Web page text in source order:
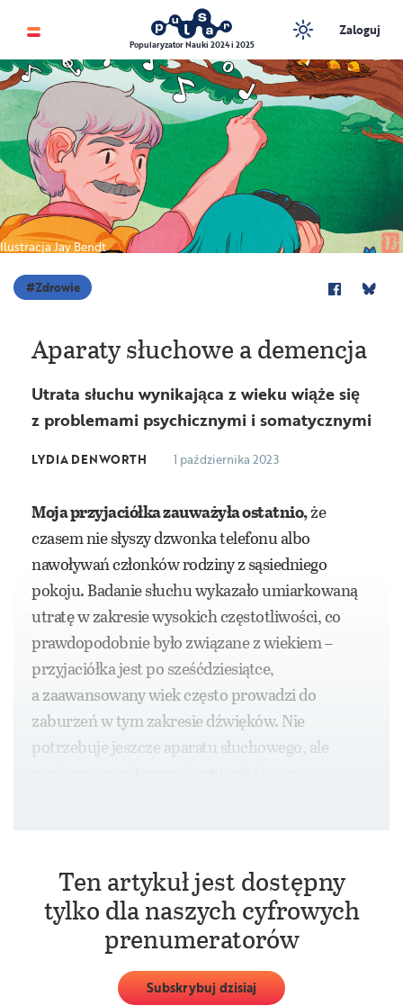
Popularyzator Nauki 2024 i 2025
Zaloguj
Ilustracja Jay Bendt
Zdrowie
Aparaty słuchowe a demencja
Utrata słuchu wynikająca z wieku wiąże się
z problemami psychicznymi i somatycznymi
LYDIA DENWORTH 1 października 2023
Moja przyjaciółka zauważyła ostatnio,że
czasem nie słyszy dzwonka telefonu albo
nawoływań członków rodziny z sąsiedniego
pokoju. Badanie słuchu wykazało umiarkowaną
utratę w zakresie wysokich częstotliwości, co
prawdopodobnie było związane z wiekiem –
przyjaciółka jest po sześćdziesiątce,
a zaawansowany wiek często prowadzi do
zaburzeń w tym zakresie dźwięków. Nie
potrzebuje jeszcze aparatu słuchowego, ale
Ten artykuł jest dostępny
tylko dla naszych cyfrowych
prenumeratorów
Subskrybuj dzisiaj